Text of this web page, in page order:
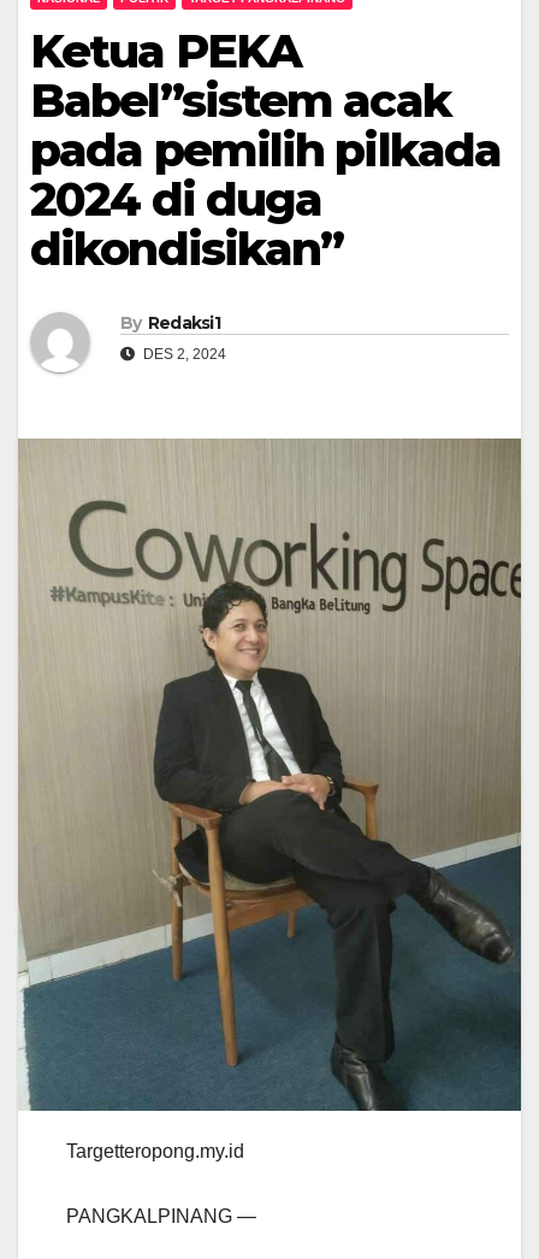
Ketua PEKA
Babel”sistem acak
pada pemilih pilkada
2024 di duga
dikondisikan”
By Redaksi1
DES 2, 2024
Targetteropong.my.id
PANGKALPINANG —